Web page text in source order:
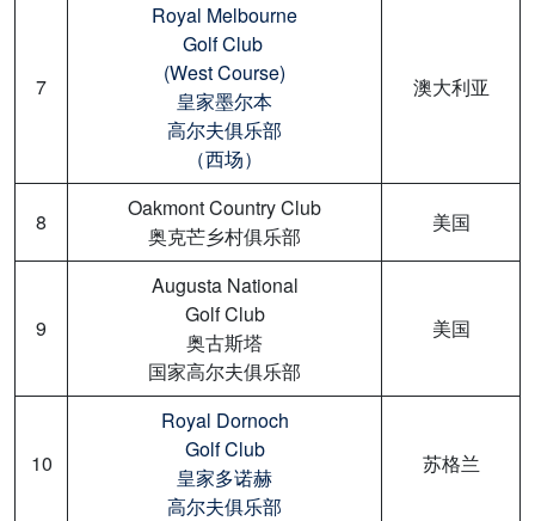
7
Royal Melbourne
Golf Club
(West Course)
皇家墨尔本
高尔夫俱乐部
（西场）
澳大利亚
8
Oakmont Country Club
奥克芒乡村俱乐部
美国
9
Augusta National
Golf Club
奥古斯塔
国家高尔夫俱乐部
美国
10
Royal Dornoch
Golf Club
皇家多诺赫
高尔夫俱乐部
苏格兰